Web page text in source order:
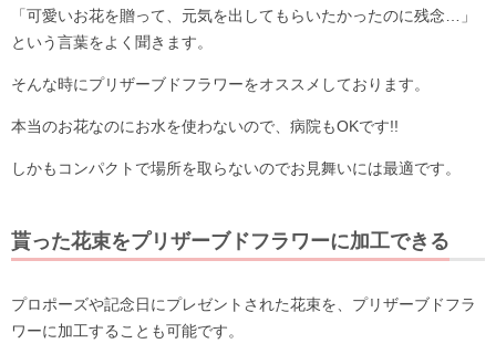
「可愛いお花を贈って、元気を出してもらいたかったのに残念…」
という言葉をよく聞きます。
そんな時にプリザーブドフラワーをオススメしております。
本当のお花なのにお水を使わないので、病院もOKです!!
しかもコンパクトで場所を取らないのでお見舞いには最適です。
貰った花束をプリザーブドフラワーに加工できる
プロポーズや記念日にプレゼントされた花束を、プリザーブドフラ
ワーに加工することも可能です。